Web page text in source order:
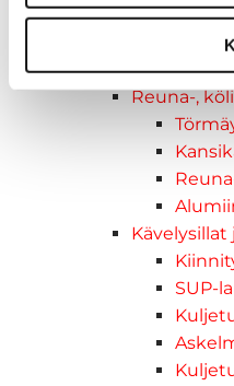
Pidike
Reuna-,
Kävelysillat
SUP-